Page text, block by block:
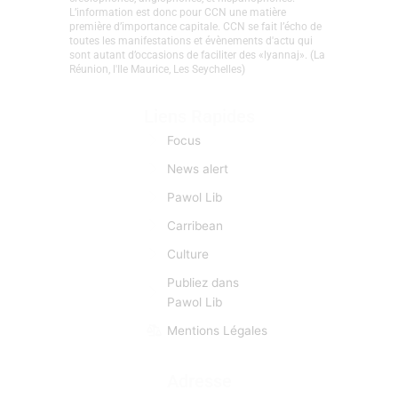
CaribCreoleNews est le site d’info spécialisé sur la
Caraïbe et les nations Créoles. Depuis sa création en
2008, l’objectif premier est d’établir un véritable lien
entre caribéens, indocréoles, francophones,
créolophones, anglophones, et hispanophones.
L’information est donc pour CCN une matière
Liens Rapides
Focus
News alert
Pawol Lib
Carribean